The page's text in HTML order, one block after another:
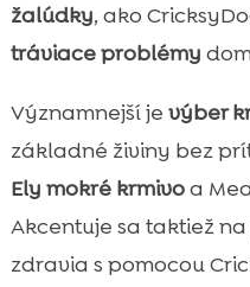
žalúdky, ako
tráviace problémy
Významnejší je výber
základné živiny bez
Ely mokré krmivoa
Akcentuje sa taktiež
zdravia s pomocou